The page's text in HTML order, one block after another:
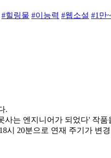
#힐링물 #이능력 #웹소설 #1만
.
사는 엔지니어가 되었다' 작
시 20분으로 연재 주기가 변